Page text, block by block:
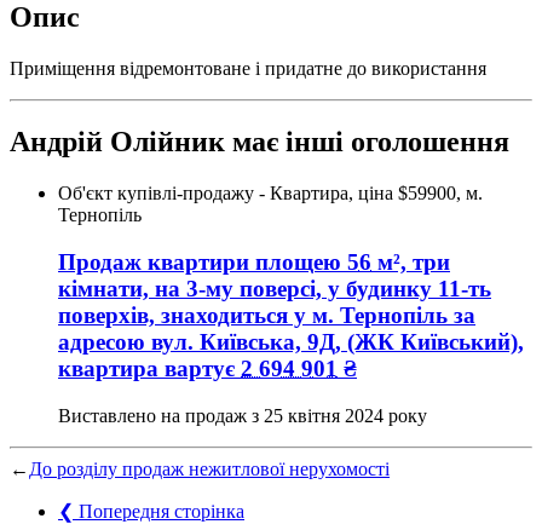
Опис
Приміщення відремонтоване і придатне до використання
Андрій Олійник має інші оголошення
Об'єкт купівлі-продажу - Квартира, ціна $59900, м.
Тернопіль
Продаж квартири площею 56 м², три
кімнати, на 3-му поверсі, у будинку 11-ть
поверхів, знаходиться у м. Тернопіль за
адресою вул. Київська, 9Д, (ЖК Київський),
квартира вартує 2 694 901 ₴
Виставлено на продаж з 25 квітня 2024 року
← До розділу продаж нежитлової нерухомості
❮ Попередня сторінка